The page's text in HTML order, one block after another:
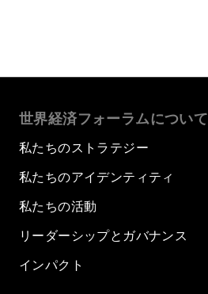
世界経済フォーラムについて
私たちのストラテジー
私たちのアイデンティティ
私たちの活動
リーダーシップとガバナンス
インパクト